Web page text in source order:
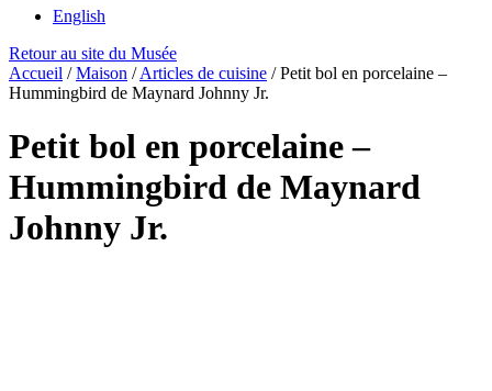
English
Retour au site du Musée
Accueil /Maison /Articles de cuisine /Petit bol en porcelaine –
Hummingbird de Maynard Johnny Jr.
Petit bol en porcelaine –
Hummingbird de Maynard
Johnny Jr.